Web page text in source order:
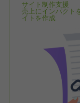
サイト制作支援
売上にインパクト
イトを作成